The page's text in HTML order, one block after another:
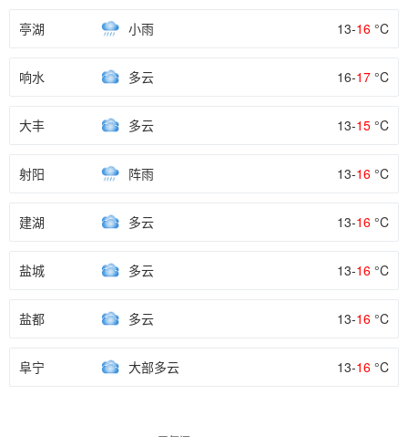
亭湖 小雨 13-16 °C
响水 多云 16-17 °C
大丰 多云 13-15 °C
射阳 阵雨 13-16 °C
建湖 多云 13-16 °C
盐城 多云 13-16 °C
盐都 多云 13-16 °C
阜宁 大部多云 13-16 °C